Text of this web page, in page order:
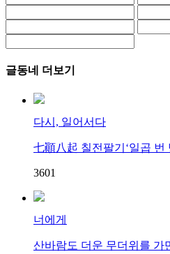
글동네 더보기
다시, 일어서다
七顚八起 칠전팔기‘일곱 번
3601
너에게
산바람도 더운 무더위를 가